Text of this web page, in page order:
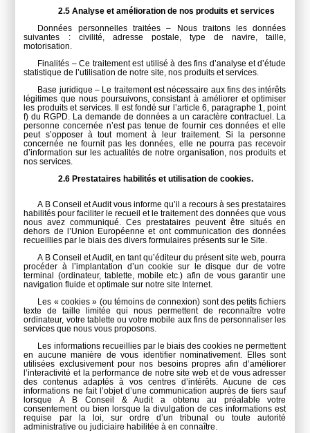
2.5 Analyse et amélioration de nos produits et services
Données personnelles traitées – Nous traitons les données
suivantes : civilité, adresse postale, type de navire, taille,
motorisation.
Finalités – Ce traitement est utilisé à des fins d’analyse et d’étude
statistique de l’utilisation de notre site, nos produits et services.
Base juridique – Le traitement est nécessaire aux fins des intérêts
légitimes que nous poursuivons, consistant à améliorer et optimiser
les produits et services. Il est fondé sur l’article 6, paragraphe 1, point
f) du RGPD. La demande de données a un caractère contractuel. La
personne concernée n’est pas tenue de fournir ces données et elle
peut s’opposer à tout moment à leur traitement. Si la personne
concernée ne fournit pas les données, elle ne pourra pas recevoir
d’information sur les actualités de notre organisation, nos produits et
nos services.
2.6 Prestataires habilités et utilisation de cookies.
A B Conseil et Audit vous informe qu’il a recours à ses prestataires
habilités pour faciliter le recueil et le traitement des données que vous
nous avez communiqué. Ces prestataires peuvent être situés en
dehors de l’Union Européenne et ont communication des données
recueillies par le biais des divers formulaires présents sur le Site.
A B Conseil et Audit, en tant qu’éditeur du présent site web, pourra
procéder à l’implantation d’un cookie sur le disque dur de votre
terminal (ordinateur, tablette, mobile etc.) afin de vous garantir une
navigation fluide et optimale sur notre site Internet.
Les « cookies » (ou témoins de connexion) sont des petits fichiers
texte de taille limitée qui nous permettent de reconnaître votre
ordinateur, votre tablette ou votre mobile aux fins de personnaliser les
services que nous vous proposons.
Les informations recueillies par le biais des cookies ne permettent
en aucune manière de vous identifier nominativement. Elles sont
utilisées exclusivement pour nos besoins propres afin d’améliorer
l’interactivité et la performance de notre site web et de vous adresser
des contenus adaptés à vos centres d’intérêts. Aucune de ces
informations ne fait l’objet d’une communication auprès de tiers sauf
lorsque A B Conseil & Audit a obtenu au préalable votre
consentement ou bien lorsque la divulgation de ces informations est
requise par la loi, sur ordre d’un tribunal ou toute autorité
administrative ou judiciaire habilitée à en connaître.